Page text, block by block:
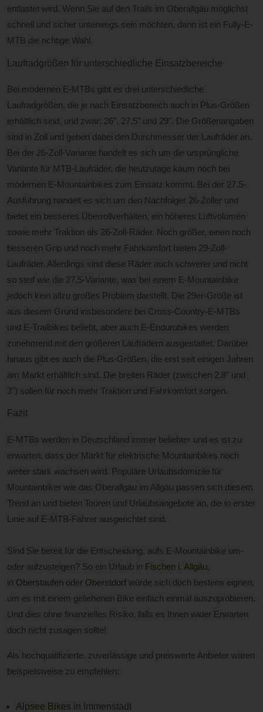
entlastet wird. Wenn Sie auf den Trails im Oberallgäu möglichst
schnell und sicher unterwegs sein möchten, dann ist ein Fully-E-
MTB die richtige Wahl.
Laufradgrößen für unterschiedliche Einsatzbereiche
Bei modernen E-MTBs gibt es drei unterschiedliche
Laufradgrößen, die je nach Einsatzbereich auch in Plus-Größen
erhältlich sind, und zwar: 26", 27,5" und 29". Die Größenangaben
sind in Zoll und geben dabei den Durchmesser der Laufräder an.
Bei der 26-Zoll-Variante handelt es sich um die ursprüngliche
Variante für MTB-Laufräder, die heutzutage kaum noch bei
modernen E-Mountainbikes zum Einsatz kommt. Bei der 27,5-
Ausführung handelt es sich um den Nachfolger 26-Zöller und
bietet ein besseres Überrollverhalten, ein höheres Luftvolumen
sowie mehr Traktion als 26-Zoll-Räder. Noch größer, einen noch
besseren Grip und noch mehr Fahrkomfort bieten 29-Zoll-
Laufräder. Allerdings sind diese Räder auch schwerer und nicht
so steif wie die 27,5-Variante, was bei einem E-Mountainbike
jedoch kein allzu großes Problem darstellt. Die 29er-Größe ist
aus diesem Grund insbesondere bei Cross-Country-E-MTBs
und E-Trailbikes beliebt, aber auch E-Endurobikes werden
zunehmend mit den größeren Laufrädern ausgestattet. Darüber
hinaus gibt es auch die Plus-Größen, die erst seit einigen Jahren
am Markt erhältlich sind. Die breiten Räder (zwischen 2,8" und
3") sollen für noch mehr Traktion und Fahrkomfort sorgen.
Fazit
E-MTBs werden in Deutschland immer beliebter und es ist zu
erwarten, dass der Markt für elektrische Mountainbikes noch
weiter stark wachsen wird. Populäre Urlaubsdomizile für
Mountainbiker wie das Oberallgäu im Allgäu passen sich diesem
Trend an und bieten Touren und Urlaubsangebote an, die in erster
Linie auf E-MTB-Fahrer ausgerichtet sind.
Sind Sie bereit für die Entscheidung, aufs E-Mountainbike um-
oder aufzusteigen? So ein Urlaub in Fischen i. Allgäu,
in Oberstaufen oder Oberstdorf würde sich doch bestens eignen,
um es mit einem geliehenen Bike einfach einmal auszuprobieren.
Und dies ohne finanzielles Risiko, falls es Ihnen wider Erwarten
doch nicht zusagen sollte!
Als hochqualifizierte, zuverlässige und preiswerte Anbieter wären
beispielsweise zu empfehlen:
Alpsee Bikes in Immenstadt